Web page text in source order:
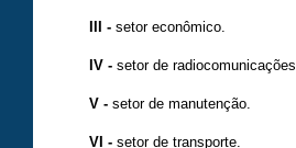
III -setor econômico.
IV -setor de radiocomunicações.
V -setor de manutenção.
VI -setor de transporte.